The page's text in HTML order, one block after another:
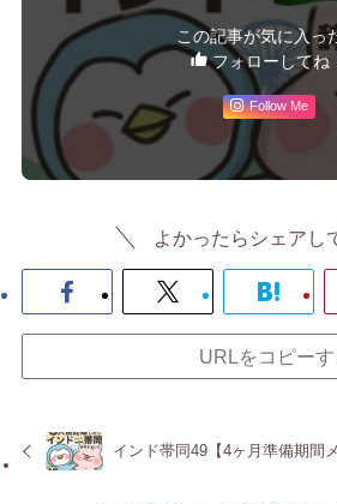
この記事が気に入っ
フォローしてね
Follow Me
よかったらシェアし
URLをコピーす
インド帯同49【4ヶ月準備期間